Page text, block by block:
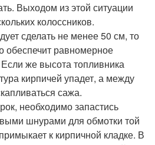
Выходом из этой ситуации
колоссников.
сделать не менее 50 см, то
обеспечит равномерное
же высота топливника
кирпичей упадет, а между
сажа.
необходимо запастись
шнурами для обмотки той
к кирпичной кладке. В